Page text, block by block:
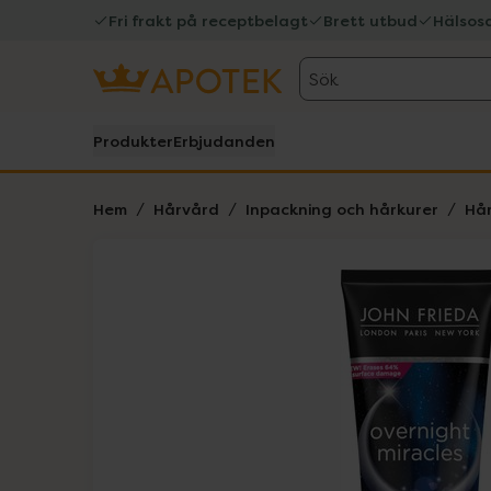
Fri frakt på receptbelagt Brett utbud
Sök
ProdukterErbjudanden
Hem Hårvård Inpackning och hårkurer
Lista: . Innehåller 1 objekt.